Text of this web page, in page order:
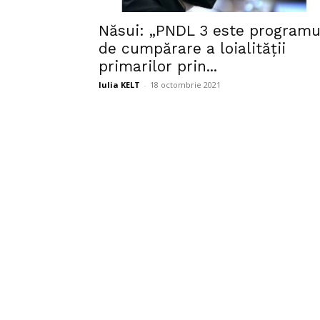
Năsui: „PNDL 3 este
de cumpărare a loialității
primarilor prin...
Iulia KELT - 18 octombrie 2021